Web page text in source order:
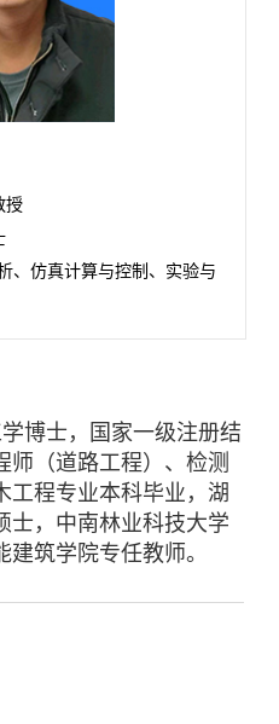
授
、仿真计算与控制、实验与
博士，国家一级注册结
师（道路工程）、检测
工程专业本科毕业，湖
士，中南林业科技大学
筑学院专任教师。